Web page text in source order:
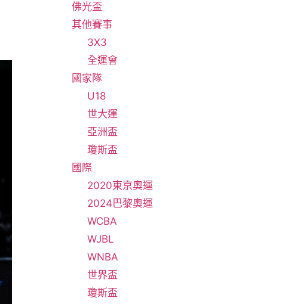
佛光盃
其他賽事
3X3
全運會
國家隊
U18
世大運
亞洲盃
瓊斯盃
國際
2020東京奧運
2024巴黎奧運
WCBA
WJBL
WNBA
世界盃
瓊斯盃